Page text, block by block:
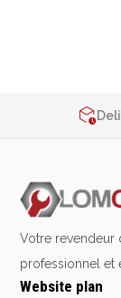
Votre revendeur
professionnel et
Website plan